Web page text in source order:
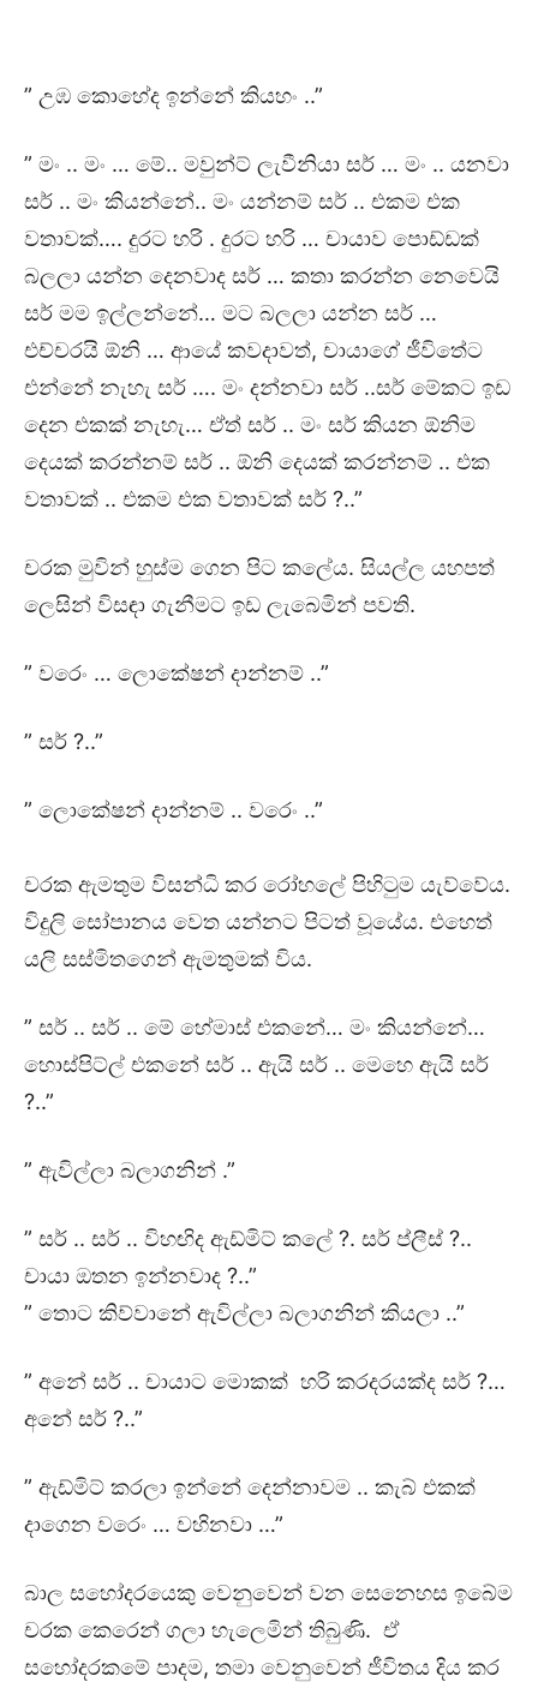
” උඹ කොහේද ඉන්නේ කියහං ..”
” මං .. මං … මේ.. මවුන්ට් ලැවීනියා සර් … මං .. යනවා
සර් .. මං කියන්නේ.. මං යන්නම් සර් .. එකම එක
වතාවක්…. දුරට හරි . දුරට හරි … චායාව පොඩ්ඩක්
බලලා යන්න දෙනවාද සර් … කතා කරන්න නෙවෙයි
සර් මම ඉල්ලන්නේ… මට බලලා යන්න සර් …
එච්චරයි ඕනි … ආයේ කවදාවත්, චායාගේ ජීවිතේට
එන්නේ නැහැ සර් …. මං දන්නවා සර් ..සර් මේකට ඉඩ
දෙන එකක් නැහැ… ඒත් සර් .. මං සර් කියන ඕනිම
දෙයක් කරන්නම් සර් .. ඕනි දෙයක් කරන්නම් .. එක
වතාවක් .. එකම එක වතාවක් සර් ?..”
චරක මුවින් හුස්ම ගෙන පිට කලේය. සියල්ල යහපත්
ලෙසින් විසඳා ගැනීමට ඉඩ ලැබෙමින් පවති.
” වරෙං … ලොකේෂන් දාන්නම් ..”
” සර් ?..”
” ලොකේෂන් දාන්නම් .. වරෙං ..”
චරක ඇමතුම විසන්ධි කර රෝහලේ පිහිටුම යැව්වේය.
විදුලි සෝපානය වෙත යන්නට පිටත් වූයේය. එහෙත්
යලි සස්මිතගෙන් ඇමතුමක් විය.
” සර් .. සර් .. මේ හේමාස් එකනේ… මං කියන්නේ…
හොස්පිට්ල් එකනේ සර් .. ඇයි සර් .. මෙහෙ ඇයි සර්
?..”
” ඇවිල්ලා බලාගනින් .”
” සර් .. සර් .. විහඟිද ඇඩ්මිට් කලේ ?. සර් ප්ලීස් ?..
චායා ඔතන ඉන්නවාද ?..”
” තොට කිව්වානේ ඇවිල්ලා බලාගනින් කියලා ..”
” අනේ සර් .. චායාට මොකක් හරි කරදරයක්ද සර් ?…
අනේ සර් ?..”
” ඇඩ්මිට් කරලා ඉන්නේ දෙන්නාවම .. කැබ් එකක්
දාගෙන වරෙං … වහිනවා …”
බාල සහෝදරයෙකු වෙනුවෙන් වන සෙනෙහස ඉබේම
චරක කෙරෙන් ගලා හැලෙමින් තිබුණි. ඒ
සහෝදරකමේ පාදම, තමා වෙනුවෙන් ජීවිතය දිය කර